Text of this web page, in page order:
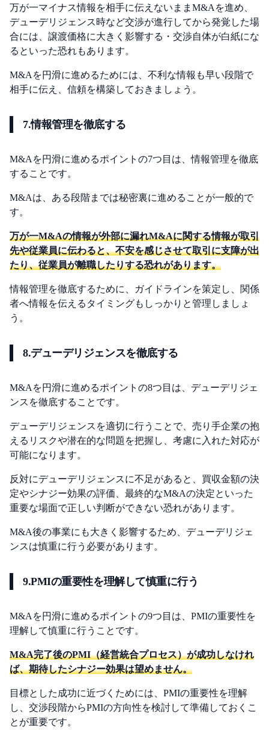
万が一マイナス情報を相手に伝えないままM&Aを進め、
デューデリジェンス時など交渉が進行してから発覚した場
合には、譲渡価格に大きく影響する・交渉自体が白紙にな
るといった恐れもあります。
M&Aを円滑に進めるためには、不利な情報も早い段階で
相手に伝え、信頼を構築しておきましょう。
7.情報管理を徹底する
M&Aを円滑に進めるポイントの7つ目は、情報管理を徹底
することです。
M&Aは、ある段階までは秘密裏に進めることが一般的で
す。
万が一M&Aの情報が外部に漏れM&Aに関する情報が取引
先や従業員に伝わると、不安を感じさせて取引に支障が出
たり、従業員が離職したりする恐れがあります。
情報管理を徹底するために、ガイドラインを策定し、関係
者へ情報を伝えるタイミングもしっかりと管理しましょ
う。
8.デューデリジェンスを徹底する
M&Aを円滑に進めるポイントの8つ目は、デューデリジェ
ンスを徹底することです。
デューデリジェンスを適切に行うことで、売り手企業の抱
えるリスクや潜在的な問題を把握し、考慮に入れた対応が
可能になります。
反対にデューデリジェンスに不足があると、買収金額の決
定やシナジー効果の評価、最終的なM&Aの決定といった
重要な場面で正しい判断ができない恐れがあります。
M&A後の事業にも大きく影響するため、デューデリジェ
ンスは慎重に行う必要があります。
9.PMIの重要性を理解して慎重に行う
M&Aを円滑に進めるポイントの9つ目は、PMIの重要性を
理解して慎重に行うことです。
M&A完了後のPMI（経営統合プロセス）が成功しなけれ
ば、期待したシナジー効果は望めません。
目標とした成功に近づくためには、PMIの重要性を理解
し、交渉段階からPMIの方向性を検討して準備しておくこ
とが重要です。